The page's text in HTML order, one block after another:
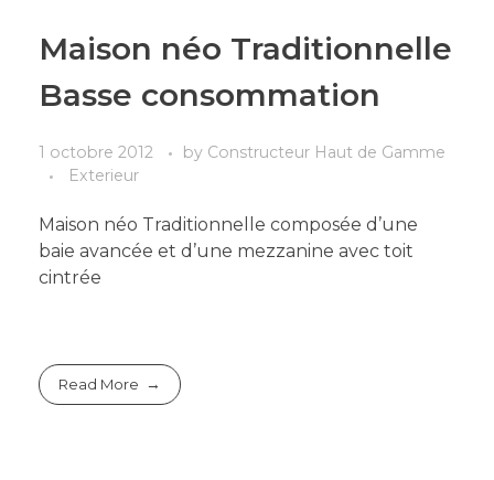
Maison néo Traditionnelle
Basse consommation
1 octobre 2012 by Constructeur Haut de Gamme
Exterieur
Maison néo Traditionnelle composée d’une
baie avancée et d’une mezzanine avec toit
cintrée
Read More